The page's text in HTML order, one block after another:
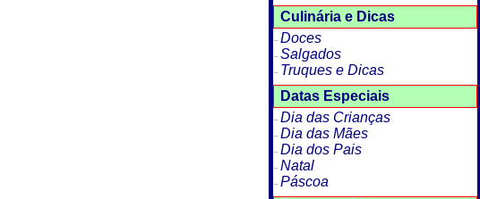
Culinária e Dicas
Doces
Salgados
Truques e Dicas
Datas Especiais
Dia das Crianças
Dia das Mães
Dia dos Pais
Natal
Páscoa